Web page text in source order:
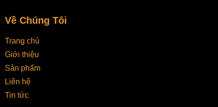
Về Chúng Tôi
Trang chủ
Giới thiệu
Sản phẩm
Liên hệ
Tin tức